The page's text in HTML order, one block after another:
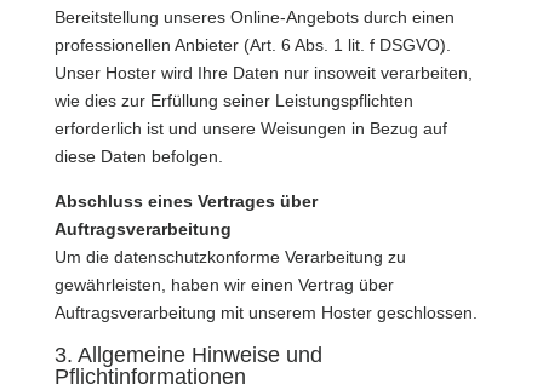
Bereitstellung unseres Online-Angebots durch einen
professionellen Anbieter (Art. 6 Abs. 1 lit. f DSGVO).
Unser Hoster wird Ihre Daten nur insoweit verarbeiten,
wie dies zur Erfüllung seiner Leistungspflichten
erforderlich ist und unsere Weisungen in Bezug auf
diese Daten befolgen.
Abschluss eines Vertrages über
Auftragsverarbeitung
Um die datenschutzkonforme Verarbeitung zu
gewährleisten, haben wir einen Vertrag über
Auftragsverarbeitung mit unserem Hoster geschlossen.
​3. Allgemeine Hinweise und
Pflichtinformationen